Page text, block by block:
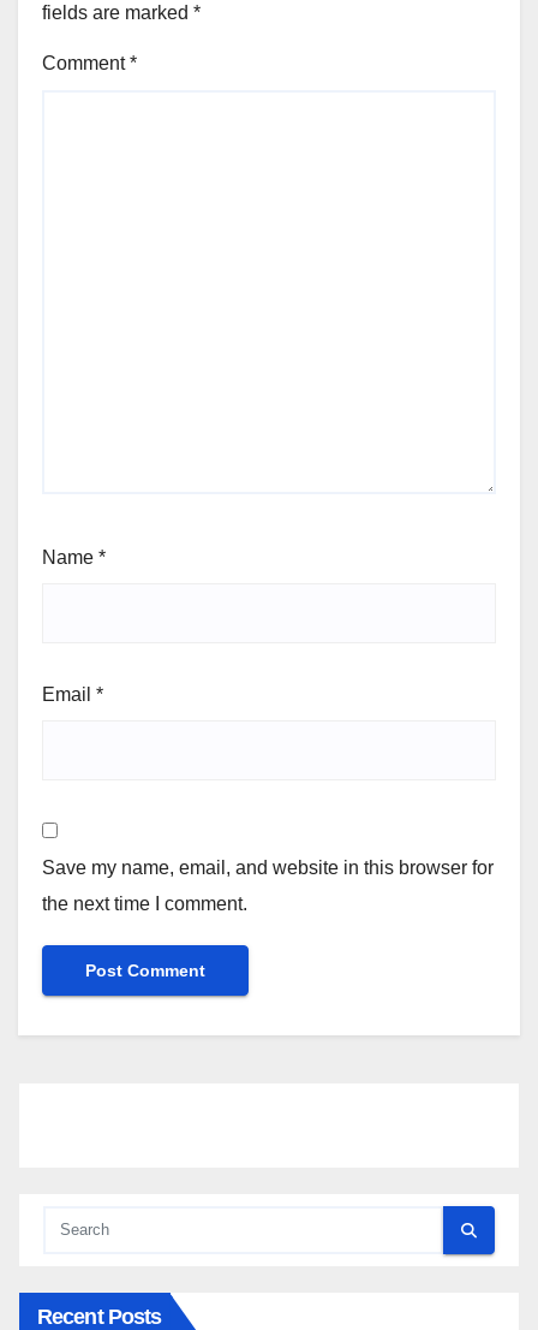
fields are marked *
Comment*
Name *
Email *
Save my name, email, and website in this browser for
the next time I comment.
Recent Posts